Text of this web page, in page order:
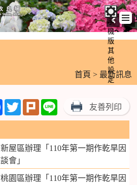
手
機
版
其
他
設
定
首頁 > 最新訊息
FacebookTwitterPlurk Line 友善列印
屋區辦理「110年第一期作乾旱因
會」
園區辦理「110年第一期作乾旱因